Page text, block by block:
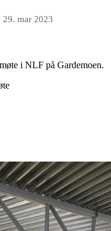
29. mar 2023
i NLF på Gardemoen.